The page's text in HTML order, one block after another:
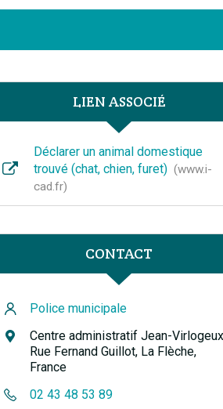
Facebook
LIEN ASSOCIÉ
Déclarer un animal domestique
trouvé (chat, chien, furet)
www.i-
cad.fr
CONTACT
Police municipale
Centre administratif Jean-
Rue Fernand Guillot, La Flèche,
France
02 43 48 53 89